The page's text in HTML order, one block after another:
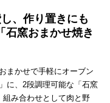
、作り置きにも
石窯おまかせ焼き
まかせで手軽にオーブン
に、2段調理可能な「石窯
み合わせとして肉と野